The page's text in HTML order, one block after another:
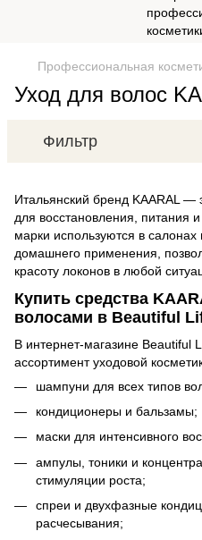
Профессиональная
Уход для волос
Фильтр
Итальянский бренд KAARAL
для восстановления, питания
марки используются в
домашнего применения,
красоту локонов в любой
Купить средства
волосами в Beautiful
В интернет-магазине Beautiful
ассортимент уходовой
шампуни для всех типов
кондиционеры и бальзамы;
маски для интенсивного
ампулы, тоники и
стимуляции роста;
спреи и двухфазные
расчесывания;